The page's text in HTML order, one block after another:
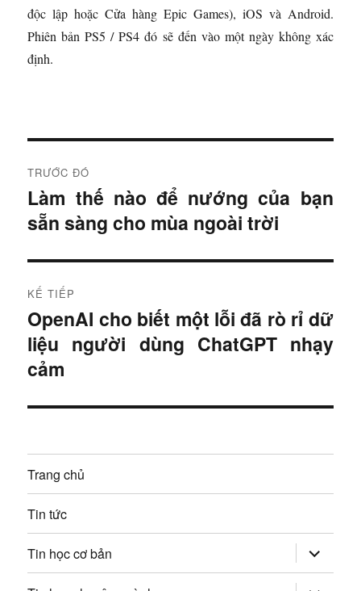
độc lập hoặc Cửa hàng Epic Games), iOS và Android.
Phiên bản PS5 / PS4 đó sẽ đến vào một ngày không xác
định.
i
ề
u
h
ư
ớ
b
à
i
v
TRƯỚC ĐÓ
B
à
t
r
ư
ớ
c
:
Làm thế nào để nướng của bạn
sẵn sàng cho mùa ngoài trời
KẾ TIẾP
B
à
i
i
p
:
OpenAI cho biết một lỗi đã rò rỉ dữ
liệu người dùng ChatGPT nhạy
cảm
Trang chủ
Tin tức
Tin học cơ bản mở
rộng
trình